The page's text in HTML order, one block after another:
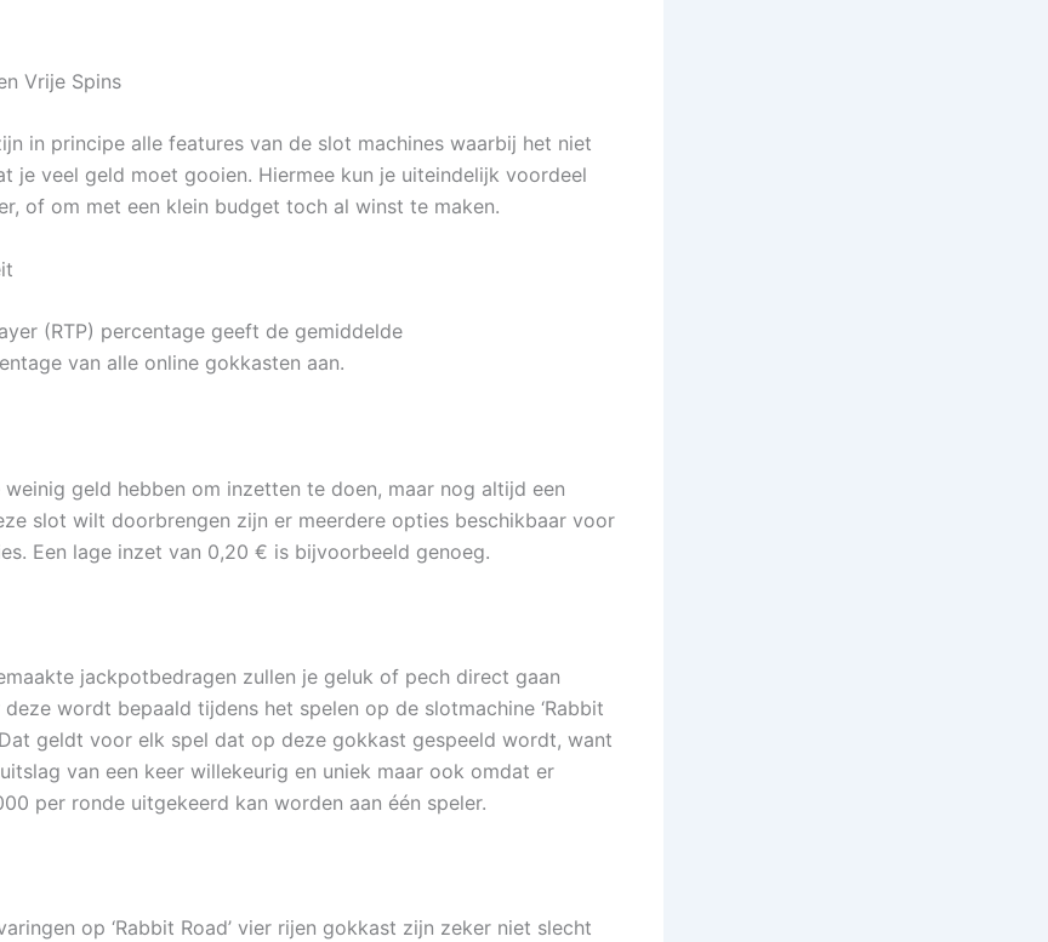
Vrije Spins
in principe alle features van de slot machines waarbij het niet
je veel geld moet gooien. Hiermee kun je uiteindelijk voordeel
of om met een klein budget toch al winst te maken.
(RTP) percentage geeft de gemiddelde
van alle online gokkasten aan.
geld hebben om inzetten te doen, maar nog altijd een
slot wilt doorbrengen zijn er meerdere opties beschikbaar voor
Een lage inzet van 0,20 € is bijvoorbeeld genoeg.
jackpotbedragen zullen je geluk of pech direct gaan
deze wordt bepaald tijdens het spelen op de slotmachine ‘Rabbit
Dat geldt voor elk spel dat op deze gokkast gespeeld wordt, want
van een keer willekeurig en uniek maar ook omdat er
per ronde uitgekeerd kan worden aan één speler.
op ‘Rabbit Road’ vier rijen gokkast zijn zeker niet slecht